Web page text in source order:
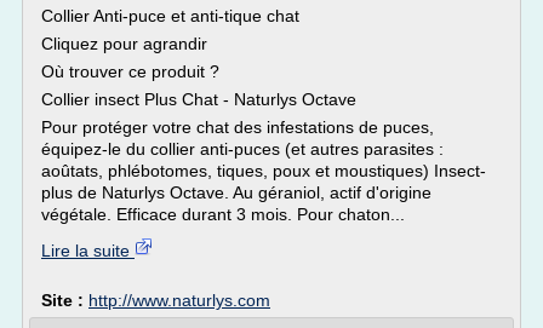
Collier Anti-puce et anti-tique chat
Cliquez pour agrandir
Où trouver ce produit ?
Collier insect Plus Chat - Naturlys Octave
Pour protéger votre chat des infestations de puces,
équipez-le du collier anti-puces (et autres parasites :
aoûtats, phlébotomes, tiques, poux et moustiques) Insect-
plus de Naturlys Octave. Au géraniol, actif d'origine
végétale. Efficace durant 3 mois. Pour chaton...
Lire la suite
Site : http://www.naturlys.com